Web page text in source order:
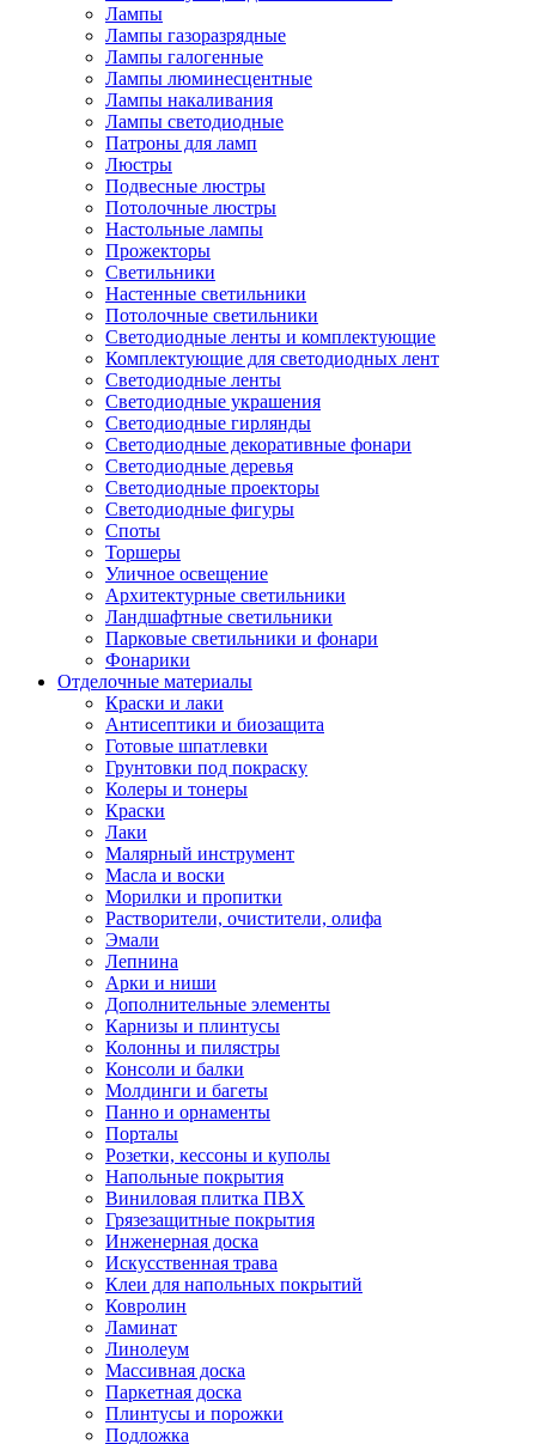
Лампы
Лампы газоразрядные
Лампы галогенные
Лампы люминесцентные
Лампы накаливания
Лампы светодиодные
Патроны для ламп
Люстры
Подвесные люстры
Потолочные люстры
Настольные лампы
Прожекторы
Светильники
Настенные светильники
Потолочные светильники
Светодиодные ленты и комплектующие
Комплектующие для светодиодных лент
Светодиодные ленты
Светодиодные украшения
Светодиодные гирлянды
Светодиодные декоративные фонари
Светодиодные деревья
Светодиодные проекторы
Светодиодные фигуры
Споты
Торшеры
Уличное освещение
Архитектурные светильники
Ландшафтные светильники
Парковые светильники и фонари
Фонарики
Отделочные материалы
Краски и лаки
Антисептики и биозащита
Готовые шпатлевки
Грунтовки под покраску
Колеры и тонеры
Краски
Лаки
Малярный инструмент
Масла и воски
Морилки и пропитки
Растворители, очистители, олифа
Эмали
Лепнина
Арки и ниши
Дополнительные элементы
Карнизы и плинтусы
Колонны и пилястры
Консоли и балки
Молдинги и багеты
Панно и орнаменты
Порталы
Розетки, кессоны и куполы
Напольные покрытия
Виниловая плитка ПВХ
Грязезащитные покрытия
Инженерная доска
Искусственная трава
Клеи для напольных покрытий
Ковролин
Ламинат
Линолеум
Массивная доска
Паркетная доска
Плинтусы и порожки
Подложка